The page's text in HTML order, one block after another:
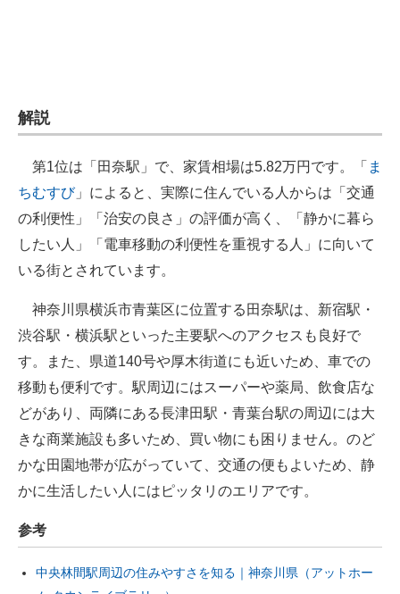
電子設計の基本と応用
建設×テクノロジーの最前線
ちょっと気になるネットの話題
解説
第1位は「田奈駅」で、家賃相場は5.82万円です。「 ま
ちむすび」によると、実際に住んでいる人からは「交通
の利便性」「治安の良さ」の評価が高く、「静かに暮ら
したい人」「電車移動の利便性を重視する人」に向いて
いる街とされています。
神奈川県横浜市青葉区に位置する田奈駅は、新宿駅・
渋谷駅・横浜駅といった主要駅へのアクセスも良好で
す。また、県道140号や厚木街道にも近いため、車での
移動も便利です。駅周辺にはスーパーや薬局、飲食店な
どがあり、両隣にある長津田駅・青葉台駅の周辺には大
きな商業施設も多いため、買い物にも困りません。のど
かな田園地帯が広がっていて、交通の便もよいため、静
かに生活したい人にはピッタリのエリアです。
参考
中央林間駅周辺の住みやすさを知る｜神奈川県（アットホー